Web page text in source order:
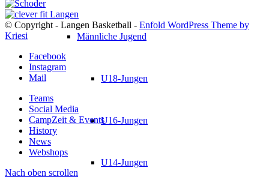
Männliche Jugend
U18-Jungen
U16-Jungen
U14-Jungen
© Copyright - Langen Basketball - Enfold WordPress Theme by
Kriesi
Facebook
Instagram
Mail
Teams
Social Media
CampZeit & Events
History
News
Webshops
Nach oben scrollen